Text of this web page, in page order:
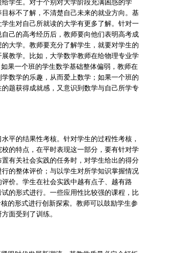
学生。对于个别对大学阶段充满困惑的学
标不了解，不清楚自己未来的就业方向。基
生对自己所就读的大学有更多了解。针对一
己的高考经历后，教师要向他们表明高考成
大学。教师要充分了解学生，就要对学生的
教学。比如，大学数学教师在给物理专业学
果一个班的学生数学基础整体偏弱，教师在
数学的乐趣，从而爱上数学；如果一个班的
题获得成就感，又意识到数学与自己所学专
平的结果性考核。针对学生的过程性考核，
的特点，在平时表现这一部分，要有针对学
有关社会实践的任务时，对学生给出的得分
的整体评价；与以学生对所学知识掌握情况
价。学生在社会实践中越有点子、越有路
的形式进行。一些应用性比较强的课程，比
的形式进行创新探索。教师可以鼓励学生参
面受到了训练。